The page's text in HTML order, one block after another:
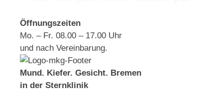
Öffnungszeiten
Mo. – Fr. 08.00 – 17.00 Uhr
und nach Vereinbarung.
Mund. Kiefer. Gesicht. Bremen
in der Sternklinik